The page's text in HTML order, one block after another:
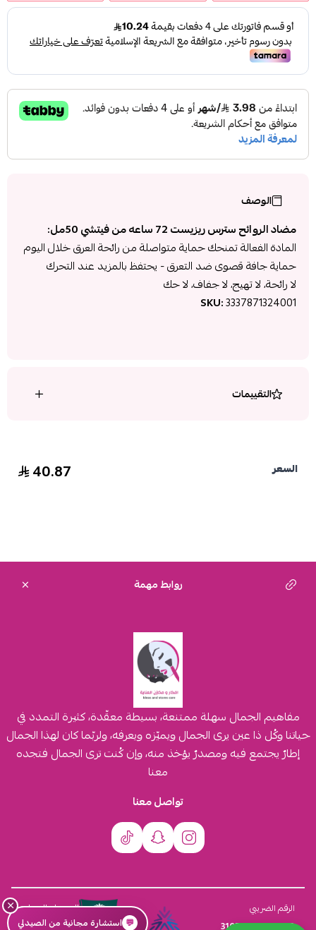
الوصف
مضاد الروائح سترس ريزيست 72 ساعه من فيتشي 50مل:
المادة الفعالة تمنحك حماية متواصلة من رائحة العرق خلال اليوم
حماية جافة قصوى ضد التعرق - يحتفظ بالمزيد عند التحرك
لا رائحة، لا تهيج، لا جفاف، لا حك
SKU:3337871324001
التقييمات
السعر 40.87
روابط مهمة
مفاهيم الجمال سهلة ممتنعة، بسيطة معقّدة، كثيرة التمدد في
حياتنا وكُل ذا عين يرى الجمال ويميّزه ويعرفه، ولربّما كان لهذا الجمال
إطارٌ يجتمع فيه ومصدرٌ يؤخذ منه، وإن كُنت ترى الجمال فتجده
معنا
تواصل معنا
الرقم الضريبي
310555259800003
السجل التجاري×
💬 استشارة مجانية من الصيدلي